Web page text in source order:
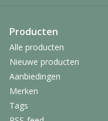
Producten
Alle producten
Nieuwe producten
Aanbiedingen
Merken
Tags